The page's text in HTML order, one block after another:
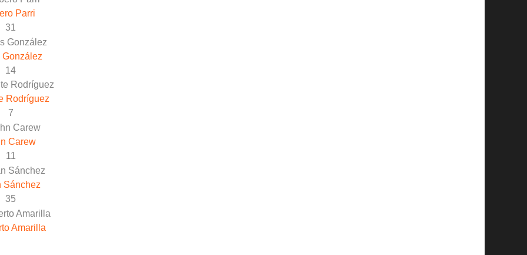
Parri
31
14
Rodríguez
7
Carew
11
Sánchez
35
Amarilla